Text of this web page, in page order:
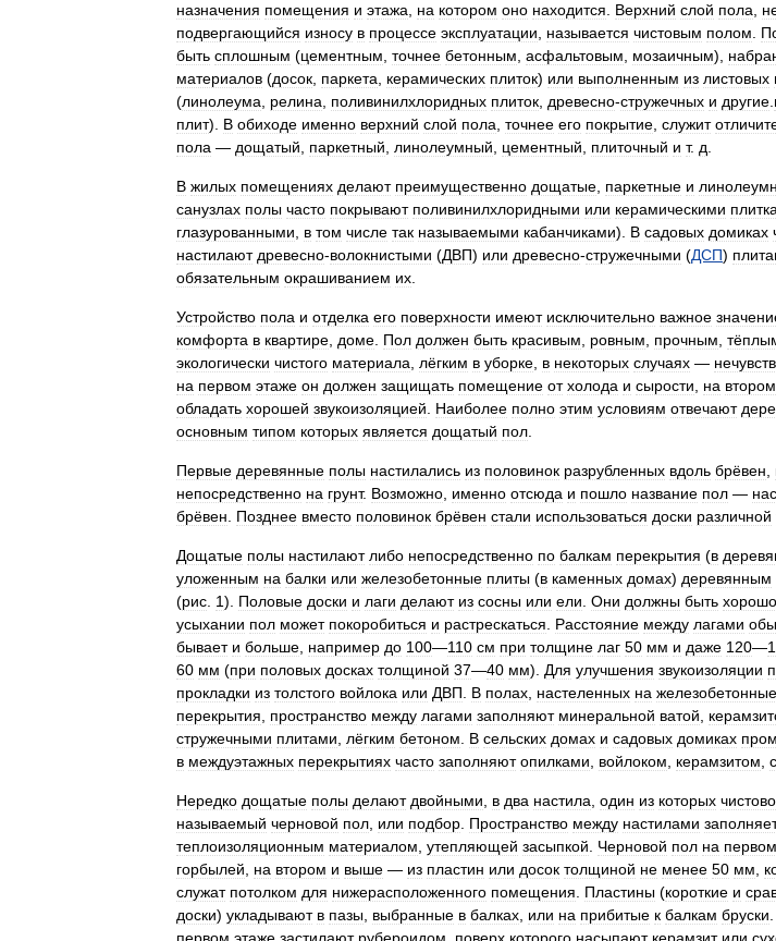
назначения помещения и этажа на котором оно находится Верхний слой пола
подвергающийся износу в процессе эксплуатации называется чистовым полом
быть сплошным (цементным точнее бетонным асфальтовым мозаичным),
материалов (досок паркета керамических плиток) или выполненным из листовых
(линолеума релина поливинилхлоридных плиток древесно-стружечных и другие
плит). В обиходе именно верхний слой пола точнее его покрытие служит
пола — дощатый паркетный линолеумный цементный плиточный и т. д
В жилых помещениях делают преимущественно дощатые паркетные и
санузлах полы часто покрывают поливинилхлоридными или керамическими
глазурованными
в том числе так называемыми кабанчиками). В садовых домиках
настилают древесно-волокнистыми (ДВП) или древесно-стружечными (ДСП)
обязательным окрашиванием их
Устройство пола и отделка его поверхности имеют исключительно важное
комфорта в квартире доме Пол должен быть красивым ровным прочным
экологически чистого материала лёгким в уборке в некоторых случаях —
на первом этаже он должен защищать помещение от холода и сырости на втором
обладать хорошей звукоизоляцией Наиболее полно этим условиям отвечают
основным типом которых является дощатый пол
Первые деревянные полы настилались из половинок разрубленных вдоль брёвен
непосредственно на грунт. Возможно именно отсюда и пошло название пол —
брёвен
Позднее вместо половинок брёвен стали использоваться доски различной
Дощатые полы настилают либо непосредственно по балкам перекрытия (в
уложенным на балки или железобетонные плиты (в каменных домах) деревянным
(рис 1). Половые доски и лаги делают из сосны или ели Они должны быть хорошо
усыхании пол может покоробиться и растрескаться Расстояние между лагами
бывает и больше например до 100—110 см при толщине лаг 50 мм и даже 120—
60 мм (при половых досках толщиной 37—40 мм). Для улучшения звукоизоляции
прокладки из толстого войлока или ДВП В полах настеленных на железобетонные
перекрытия
пространство между лагами заполняют минеральной ватой
стружечными плитами лёгким бетоном В сельских домах и садовых домиках
в междуэтажных перекрытиях часто заполняют опилками войлоком керамзитом
Нередко дощатые полы делают двойными в два настила один из которых
называемый черновой пол или подбор Пространство между настилами
теплоизоляционным материалом утепляющей засыпкой Черновой пол на первом
горбылей
на втором и выше — из пластин или досок толщиной не менее 50 мм
служат потолком для нижерасположенного помещения Пластины (короткие и
доски) укладывают в пазы выбранные в балках или на прибитые к балкам бруски